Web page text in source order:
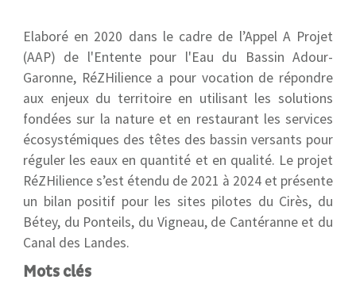
Elaboré en 2020 dans le cadre de l’Appel A Projet
(AAP) de l'Entente pour l'Eau du Bassin Adour-
Garonne, RéZHilience a pour vocation de répondre
aux enjeux du territoire en utilisant les solutions
fondées sur la nature et en restaurant les services
écosystémiques des têtes des bassin versants pour
réguler les eaux en quantité et en qualité. Le projet
RéZHilience s’est étendu de 2021 à 2024 et présente
un bilan positif pour les sites pilotes du Cirès, du
Bétey, du Ponteils, du Vigneau, de Cantéranne et du
Canal des Landes.
Mots clés